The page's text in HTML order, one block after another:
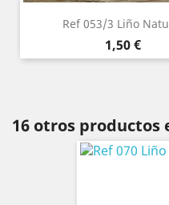
Ref 053/3 Liño
Precio
1,50 €
16 otros productos